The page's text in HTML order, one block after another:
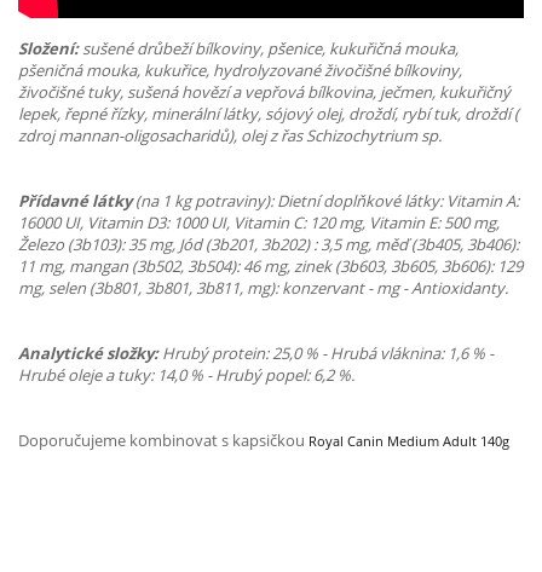
Složení:sušené drůbeží bílkoviny, pšenice, kukuřičná mouka,
pšeničná mouka, kukuřice, hydrolyzované živočišné bílkoviny,
živočišné tuky, sušená hovězí a vepřová bílkovina, ječmen, kukuřičný
lepek, řepné řízky, minerální látky, sójový olej, droždí, rybí tuk, droždí (
zdroj mannan-oligosacharidů), olej z řas Schizochytrium sp.
Přídavné látky(na 1 kg potraviny): Dietní doplňkové látky: Vitamin A:
16000 UI, Vitamin D3: 1000 UI, Vitamin C: 120 mg, Vitamin E: 500 mg,
Železo (3b103): 35 mg, Jód (3b201, 3b202) : 3,5 mg, měď (3b405, 3b406):
11 mg, mangan (3b502, 3b504): 46 mg, zinek (3b603, 3b605, 3b606): 129
mg, selen (3b801, 3b801, 3b811, mg): konzervant - mg - Antioxidanty.
Analytické složky:Hrubý protein: 25,0 % - Hrubá vláknina: 1,6 % -
Hrubé oleje a tuky: 14,0 % - Hrubý popel: 6,2 %.
Doporučujeme kombinovat s kapsičkou Royal Canin Medium Adult 140g